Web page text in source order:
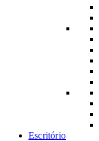
Escritório